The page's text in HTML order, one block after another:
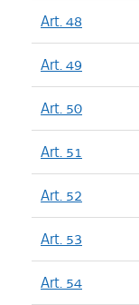
Art. 48
Art. 49
Art. 50
Art. 51
Art. 52
Art. 53
Art. 54